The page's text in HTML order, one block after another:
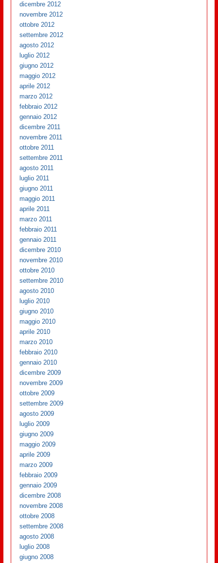
dicembre 2012
novembre 2012
ottobre 2012
settembre 2012
agosto 2012
luglio 2012
giugno 2012
maggio 2012
aprile 2012
marzo 2012
febbraio 2012
gennaio 2012
dicembre 2011
novembre 2011
ottobre 2011
settembre 2011
agosto 2011
luglio 2011
giugno 2011
maggio 2011
aprile 2011
marzo 2011
febbraio 2011
gennaio 2011
dicembre 2010
novembre 2010
ottobre 2010
settembre 2010
agosto 2010
luglio 2010
giugno 2010
maggio 2010
aprile 2010
marzo 2010
febbraio 2010
gennaio 2010
dicembre 2009
novembre 2009
ottobre 2009
settembre 2009
agosto 2009
luglio 2009
giugno 2009
maggio 2009
aprile 2009
marzo 2009
febbraio 2009
gennaio 2009
dicembre 2008
novembre 2008
ottobre 2008
settembre 2008
agosto 2008
luglio 2008
giugno 2008